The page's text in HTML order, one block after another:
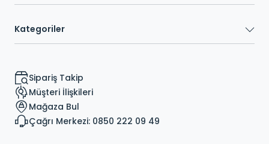
Kategoriler
Sipariş Takip
Müşteri İlişkileri
Mağaza Bul
Çağrı Merkezi: 0850 222 09 49